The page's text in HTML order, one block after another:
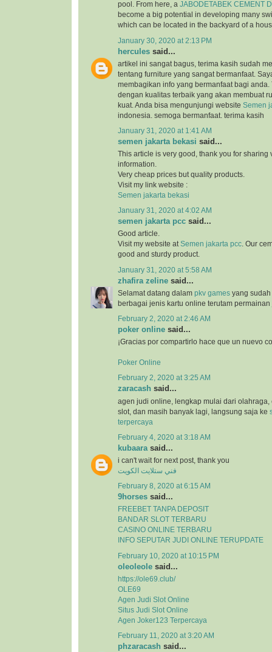
pool. From here, a JABODETABEK CEMENT
become a big potential in developing many
which can be located in the backyard of a
January 30, 2020 at 2:13 PM
hercules said...
artikel ini sangat bagus, terima kasih sudah
tentang furniture yang sangat bermanfaat.
membagikan info yang bermanfaat bagi anda.
dengan kualitas terbaik yang akan membuat
kuat. Anda bisa mengunjungi website Semen
indonesia. semoga bermanfaat. terima kasih
January 31, 2020 at 1:41 AM
semen jakarta bekasi said...
This article is very good, thank you for sharing
information.
Very cheap prices but quality products.
Visit my link website :
Semen jakarta bekasi
January 31, 2020 at 4:02 AM
semen jakarta pcc said...
Good article.
Visit my website atSemen jakarta pcc. Our
good and sturdy product.
January 31, 2020 at 5:58 AM
zhafira zeline said...
Selamat datang dalam pkv games yang
berbagai jenis kartu online terutam permainan
February 2, 2020 at 2:46 AM
poker online said...
¡Gracias por compartirlo hace que un nuevo
Poker Online
February 2, 2020 at 3:25 AM
zaracash said...
agen judi online, lengkap mulai dari olahraga,
slot, dan masih banyak lagi, langsung saja ke
terpercaya
February 4, 2020 at 3:18 AM
kubaara said...
i can't wait for next post, thank you
فني ستلايت الكويت
February 8, 2020 at 6:15 AM
9horses said...
FREEBET TANPA DEPOSIT
BANDAR SLOT TERBARU
CASINO ONLINE TERBARU
INFO SEPUTAR JUDI ONLINE TERUPDATE
February 10, 2020 at 10:15 PM
oleoleole said...
https://ole69.club/
OLE69
Agen Judi Slot Online
Situs Judi Slot Online
Agen Joker123 Terpercaya
February 11, 2020 at 3:20 AM
phzaracash said...